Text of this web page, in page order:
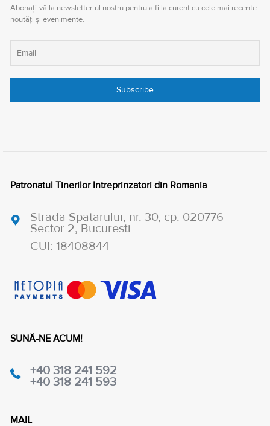
Abonați-vă la newsletter-ul nostru pentru a fi la curent cu cele mai recente
noutăți și evenimente.
Patronatul Tinerilor Intreprinzatori din Romania
Strada Spatarului, nr. 30, cp. 020776
Sector 2, Bucuresti
CUI: 18408844
SUNĂ-NE ACUM!
+40 318 241 592
+40 318 241 593
MAIL